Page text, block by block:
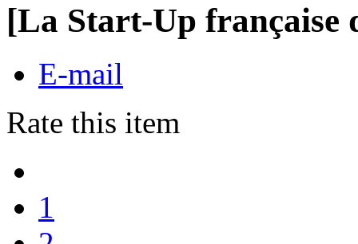
[La Start-Up française
E-mail
Rate this item
1